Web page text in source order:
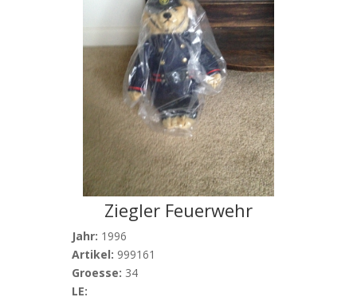
Ziegler Feuerwehr
Jahr: 1996
Artikel: 999161
Groesse: 34
LE: